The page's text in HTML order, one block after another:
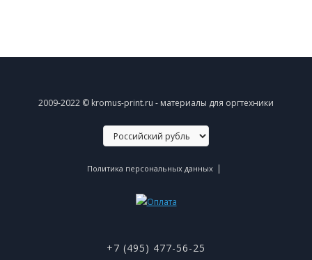
2009-2022 © kromus-print.ru - материалы для оргтехники
Политика персональных данных |
+7 (495) 477-56-25